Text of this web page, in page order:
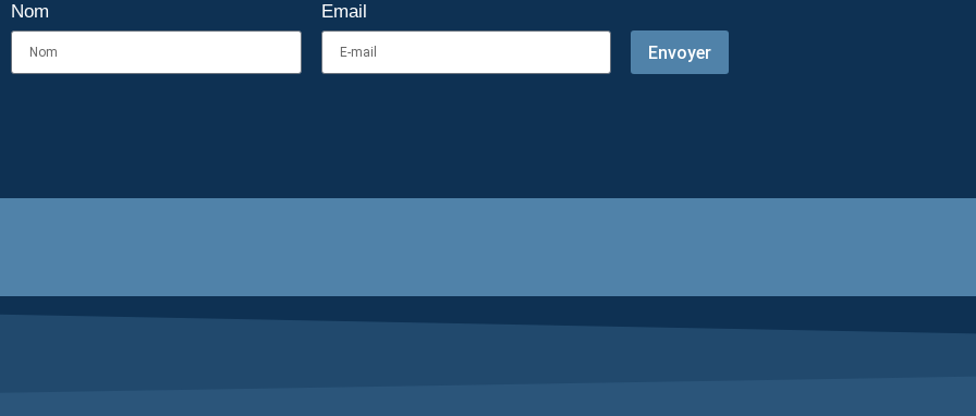
Nom
Email
Envoyer